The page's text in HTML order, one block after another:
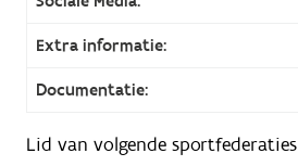
Extra informatie:
Documentatie:
Lid van volgende sportfederaties